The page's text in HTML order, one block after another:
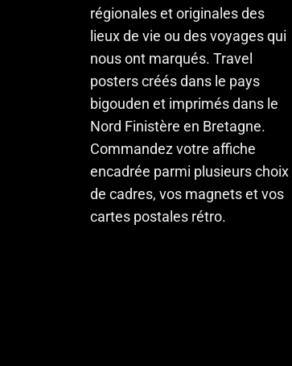
régionales et originales des
lieux de vie ou des voyages qui
nous ont marqués. Travel
posters créés dans le pays
bigouden et imprimés dans le
Nord Finistère en Bretagne.
Commandez votre affiche
encadrée parmi plusieurs choix
de cadres, vos magnets et vos
cartes postales rétro.